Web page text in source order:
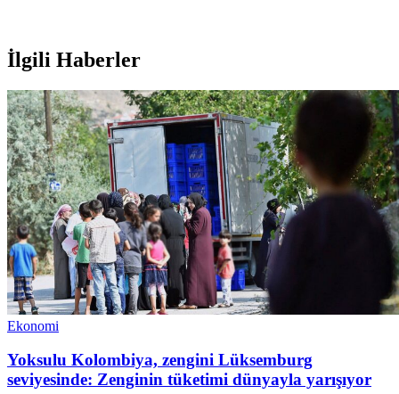
İlgili Haberler
Ekonomi
Yoksulu Kolombiya, zengini Lüksemburg
seviyesinde: Zenginin tüketimi dünyayla yarışıyor